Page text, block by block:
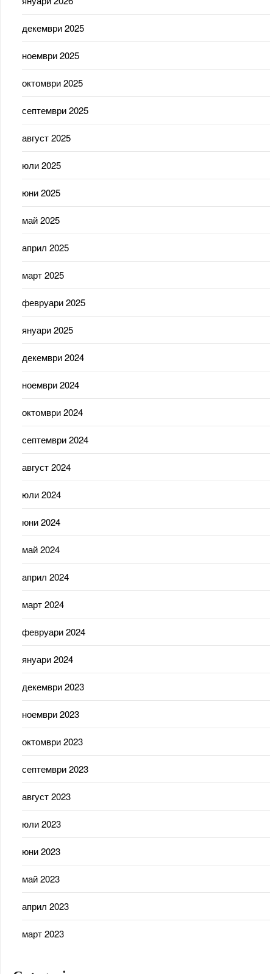
декември 2025
ноември 2025
октомври 2025
септември 2025
август 2025
юли 2025
юни 2025
май 2025
април 2025
март 2025
февруари 2025
януари 2025
декември 2024
ноември 2024
октомври 2024
септември 2024
август 2024
юли 2024
юни 2024
май 2024
април 2024
март 2024
февруари 2024
януари 2024
декември 2023
ноември 2023
октомври 2023
септември 2023
август 2023
юли 2023
юни 2023
май 2023
април 2023
март 2023